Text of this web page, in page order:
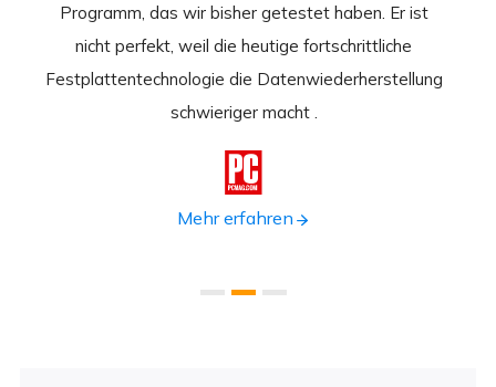
Programm, das wir bisher getestet haben. Er ist
nicht perfekt, weil die heutige fortschrittliche
Festplattentechnologie die Datenwiederherstellung
schwieriger macht .

Mehr erfahren